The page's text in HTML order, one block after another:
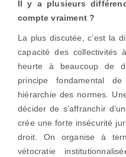
Il y a plusieurs
compte vraiment ?
La plus discutée, c’est la
capacité des collectivités
heurte à beaucoup de
principe fondamental
hiérarchie des normes.
décider de s’affranchir
crée une forte insécurité
droit. On organise à
vétocratie